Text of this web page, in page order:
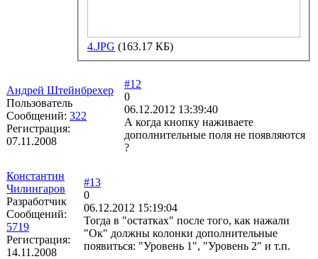
4.JPG (163.17 КБ)
Андрей Штейнбрехер
Пользователь
Сообщений: 322
Регистрация:
07.11.2008
#12
0
06.12.2012 13:39:40
А когда кнопку наживаете
дополнительные поля не появляются
?
Константин
Чилингаров
Разработчик
Сообщений:
5719
Регистрация:
14.11.2008
#13
0
06.12.2012 15:19:04
Тогда в "остатках" после того, как нажали
"Ок" должны колонки дополнительные
появиться: "Уровень 1", "Уровень 2" и т.п.